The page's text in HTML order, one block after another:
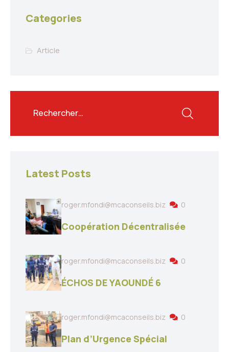
Categories
Article
Latest Posts
roger.mfondi@mcaconseils.biz 0
Coopération Décentralisée
roger.mfondi@mcaconseils.biz 0
ÉCHOS DE YAOUNDÉ 6
roger.mfondi@mcaconseils.biz 0
Plan d’Urgence Spécial